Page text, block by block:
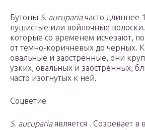
Бутоны S. aucupariaчасто длиннее
пушистые или войлочные
которые со временем исчезают,
от темно-коричневых до черных.
овальные и заостренные, они
узких, овальных и заостренных,
часто изогнутых к ней.
Соцветие
S. aucupariaявляется . Созревает в